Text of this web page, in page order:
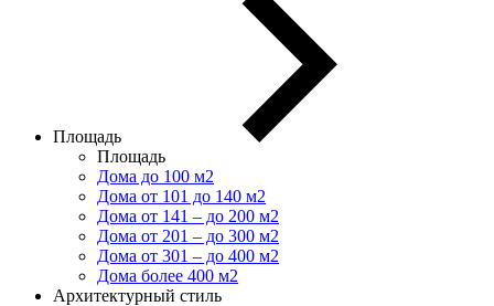
Площадь
Площадь
Дома до 100 м2
Дома от 101 до 140 м2
Дома от 141 – до 200 м2
Дома от 201 – до 300 м2
Дома от 301 – до 400 м2
Дома более 400 м2
Архитектурный стиль